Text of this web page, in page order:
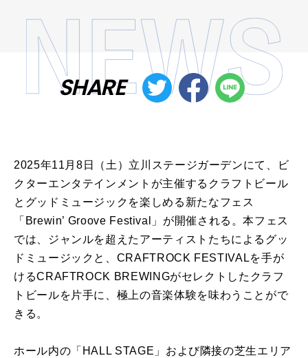
SHARE
2025年11月8日（土）立川ステージガーデンにて、ビ
クターエンタテインメントが主催するクラフトビール
とグッドミュージックを楽しめる新たなフェス
「Brewin’ Groove Festival」が開催される。本フェス
では、ジャンルを超えたアーティストたちによるグッ
ドミュージックと、CRAFTROCK FESTIVALを手が
けるCRAFTROCK BREWINGがセレクトしたクラフ
トビールを片手に、極上の音楽体験を味わうことがで
きる。
ホール内の「HALL STAGE」および隣接の芝生エリア